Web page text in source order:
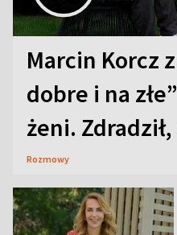
Marcin Korcz
dobre i na
żeni.
Rozmowy